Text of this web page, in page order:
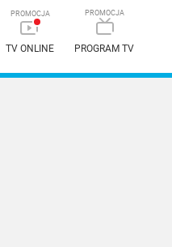
TV ONLINE PROGRAM TV